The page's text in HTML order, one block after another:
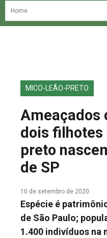
NOSSA HISTÓRIA
EDIÇÕES ANTERIORES
FALE CONOSCO
MICO-LEÃO-PRETO
Ameaçados
dois
preto
de SP
10 de setembro de 2020
Espécie é
de São Paulo;
1.400 indivíduos na